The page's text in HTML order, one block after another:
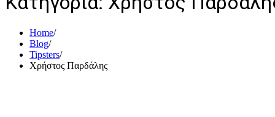
Home
Blog
Tipsters
Χρήστος Παρδάλης